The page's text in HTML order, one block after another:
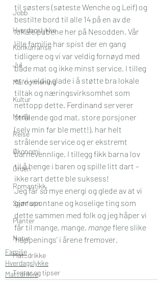
Jobb
Hverdagslykke
Konkurranse
Jul
Mål og mening
Kultur
Media
Reise
Økonomi
Orden
Romantikk
Samfunn
Planter
Natur
Mat_drikke
Tester og tipser
til søsters (søteste Wenche og Leif) og
bestilte bord til alle 14 på en av de
lokale pubene her på Nesodden. Vår
lille familie har spist der en gang
tidligere og vi var veldig fornøyd med
både mat og ikke minst service. I tilleg
er vi veldig glade i å støtte bra lokale
tiltak og næringsvirksomhet som
nettopp dette. Ferdinand serverer
strålende god mat, store porsjoner
(selv min far ble mett!), har helt
strålende service og er ekstremt
barnevennlige. I tillegg fikk barna lov
til å henge i baren og spille litt dart –
ikke rart dette ble suksess!
Jeg får så mye energi og glede av at vi
gjør spontane og koselige ting som
dette sammen med folk og jeg håper vi
får til mange, mange, mange flere slike
‘happenings’ i årene fremover.
Familie
Hverdagslykke
Mat_drikke